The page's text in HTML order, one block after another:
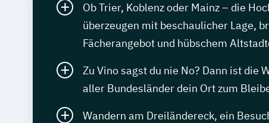
Ob Trier, Koblenz oder Mainz – die
überzeugen mit beschaulicher Lage,
Fächerangebot und hübschem
Zu Vino sagst du nie No? Dann ist die
aller Bundesländer dein Ort zum
Wandern am Dreiländereck, ein